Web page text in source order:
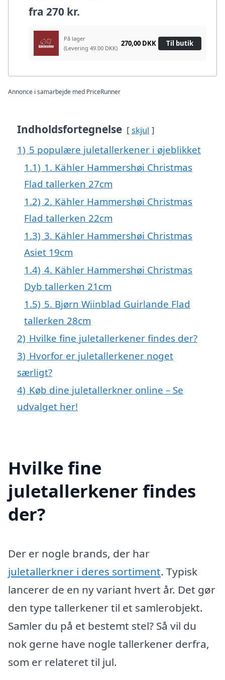
fra 270 kr.
På lager
(Levering 49.00 DKK)
270,00 DKK Til butik
Annonce i samarbejde med PriceRunner
Indholdsfortegnelse skjul
1) 5 populære juletallerkener i øjeblikket
1.1) 1. Kähler Hammershøi Christmas
Flad tallerken 27cm
1.2) 2. Kähler Hammershøi Christmas
Flad tallerken 22cm
1.3) 3. Kähler Hammershøi Christmas
Asiet 19cm
1.4) 4. Kähler Hammershøi Christmas
Dyb tallerken 21cm
1.5) 5. Bjørn Wiinblad Guirlande Flad
tallerken 28cm
2) Hvilke fine juletallerkener findes der?
3) Hvorfor er juletallerkener noget
særligt?
4) Køb dine juletallerkner online – Se
udvalget her!
Hvilke fine
juletallerkener findes
der?
Der er nogle brands, der har
juletallerkner i deres sortiment. Typisk
lancerer de en ny variant hvert år. Det gør
den type tallerkener til et samlerobjekt.
Samler du på et bestemt stel? Så vil du
nok gerne have nogle tallerkener derfra,
som er relateret til jul.